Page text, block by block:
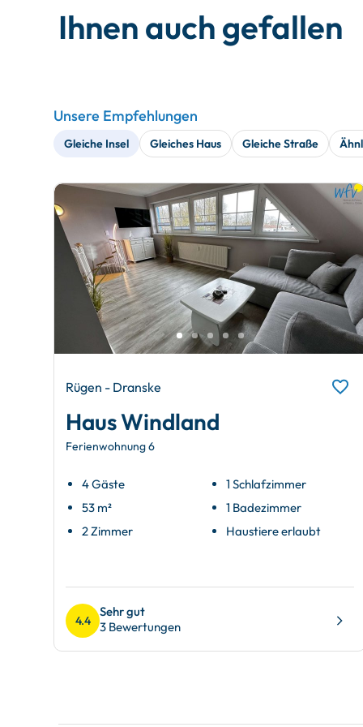
Ihnen auch gefallen
Unsere Empfehlungen
Gleiche Insel Gleiches Haus Gleiche Straße
Rügen - Dranske
Haus Windland
Ferienwohnung 6
4 Gäste
53 m²
2 Zimmer
1 Schlafzimmer
1 Badezimmer
Haustiere erlaubt
4.4
Sehr gut
3 Bewertungen